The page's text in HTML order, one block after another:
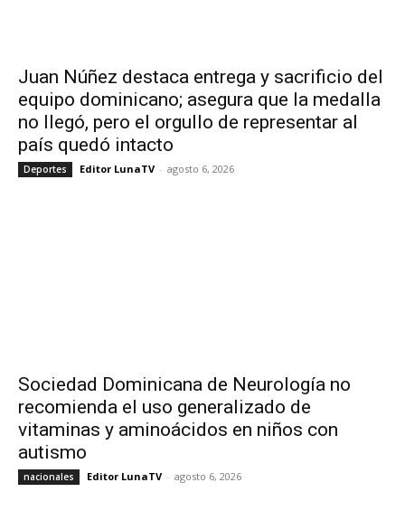
Juan Núñez destaca entrega y sacrificio del
equipo dominicano; asegura que la medalla
no llegó, pero el orgullo de representar al
país quedó intacto
Deportes Editor LunaTV - agosto 6, 2026
Sociedad Dominicana de Neurología no
recomienda el uso generalizado de
vitaminas y aminoácidos en niños con
autismo
nacionales Editor LunaTV - agosto 6, 2026